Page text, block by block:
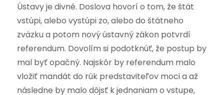
Ústavy je divné. Doslova hovorí o tom, že štát
vstúpi, alebo vystúpi zo, alebo do štátneho
zväzku a potom nový ústavný zákon potvrdí
referendum. Dovolím si podotknúť, že postup by
mal byť opačný. Najskôr by referendum malo
vložiť mandát do rúk predstaviteľov moci a až
následne by malo dôjsť k jednaniam o vstupe,